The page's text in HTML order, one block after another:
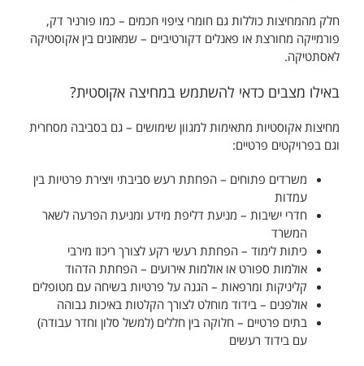
חלק מהמחיצות כוללות גם חומרי ציפוי חכמים – כמו פורניר דק,
פורמייקה מחורצת או פאנלים דקורטיביים – שמאזנים בין אקוסטיקה
לאסתטיקה.
באילו מצבים כדאי להשתמש במחיצה אקוסטית?
מחיצות אקוסטיות מתאימות למגוון שימושים – גם בסביבה מסחרית
וגם בפרויקטים פרטיים:
משרדים פתוחים – הפחתת רעש סביבתי ויצירת פרטיות בין
עמדות
חדרי ישיבות – מניעת דליפת מידע ומניעת הפרעה לשאר
המשרד
כיתות לימוד – הפחתת רעשי רקע לצורך ריכוז מירבי
אולמות ספורט או אולמות אירועים – הפחתת הדהוד
קליניקות ומרפאות – הגנה על פרטיות בשיחה עם מטופלים
אולפנים – בידוד מוחלט לצורך הקלטות באיכות גבוהה
בתים פרטיים – חלוקה בין חללים (למשל סלון וחדר עבודה)
עם בידוד רעשים